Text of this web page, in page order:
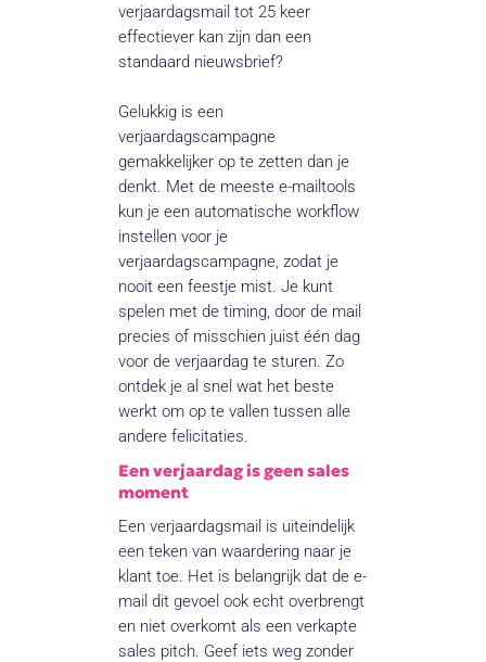
verjaardagsmail tot 25 keer
effectiever kan zijn dan een
standaard nieuwsbrief?
Gelukkig is een
verjaardagscampagne
gemakkelijker op te zetten dan je
denkt. Met de meeste e-mailtools
kun je een automatische workflow
instellen voor je
verjaardagscampagne, zodat je
nooit een feestje mist. Je kunt
spelen met de timing, door de mail
precies of misschien juist één dag
voor de verjaardag te sturen. Zo
ontdek je al snel wat het beste
werkt om op te vallen tussen alle
andere felicitaties.
Een verjaardag is geen sales
moment
Een verjaardagsmail is uiteindelijk
een teken van waardering naar je
klant toe. Het is belangrijk dat de e-
mail dit gevoel ook echt overbrengt
en niet overkomt als een verkapte
sales pitch. Geef iets weg zonder